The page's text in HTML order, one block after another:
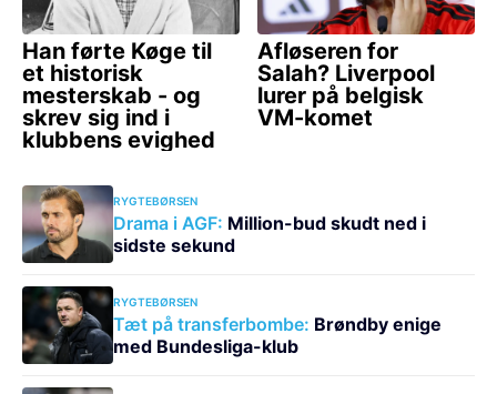
RYGTEBØRSEN
Drama i AGF: Million-bud skudt ned i
sidste sekund
RYGTEBØRSEN
Tæt på transferbombe: Brøndby enige
med Bundesliga-klub